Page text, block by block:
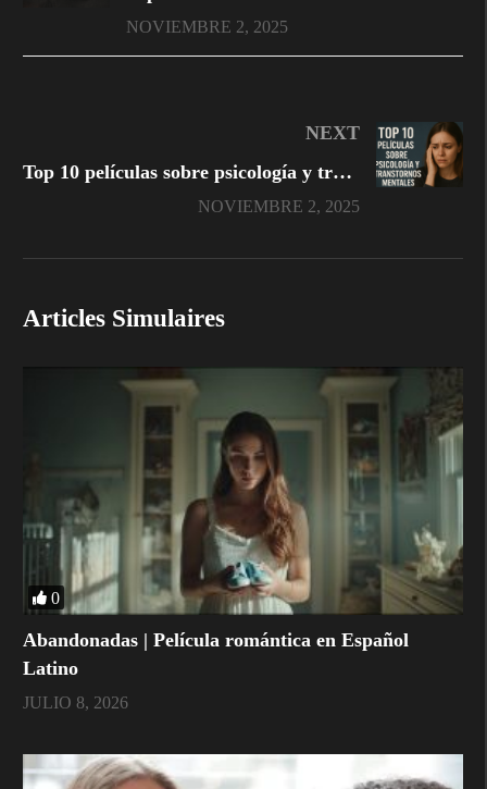
NOVIEMBRE 2, 2025
NEXT
Top 10 películas sobre psicología y trastornos mentales
NOVIEMBRE 2, 2025
Articles Simulaires
0
Abandonadas | Película romántica en Español
Latino
JULIO 8, 2026